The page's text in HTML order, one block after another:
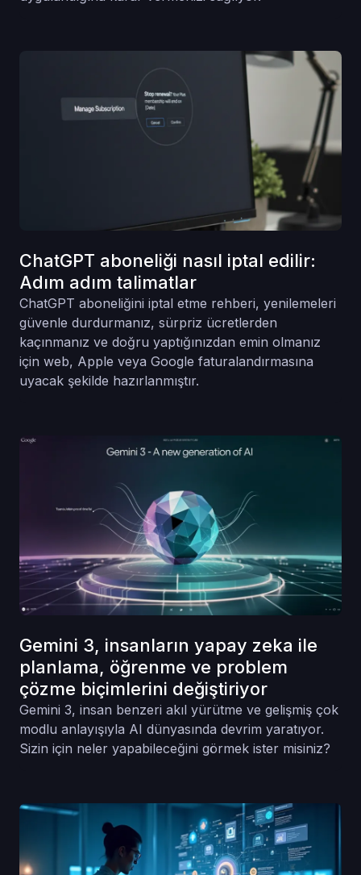
ChatGPT aboneliği nasıl iptal edilir:
Adım adım talimatlar
ChatGPT aboneliğini iptal etme rehberi, yenilemeleri
güvenle durdurmanız, sürpriz ücretlerden
kaçınmanız ve doğru yaptığınızdan emin olmanız
için web, Apple veya Google faturalandırmasına
uyacak şekilde hazırlanmıştır.
Gemini 3, insanların yapay zeka ile
planlama, öğrenme ve problem
çözme biçimlerini değiştiriyor
Gemini 3, insan benzeri akıl yürütme ve gelişmiş çok
modlu anlayışıyla AI dünyasında devrim yaratıyor.
Sizin için neler yapabileceğini görmek ister misiniz?